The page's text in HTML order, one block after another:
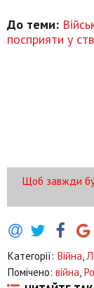
До теми:
посприяти у
Щоб завжди
Категорії: Війна
Помічено: війна